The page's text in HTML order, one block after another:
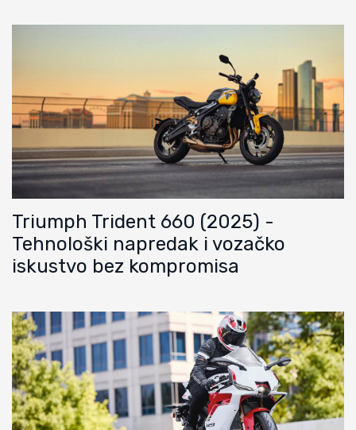
Triumph Trident 660 (2025) -
Tehnološki napredak i vozačko
iskustvo bez kompromisa